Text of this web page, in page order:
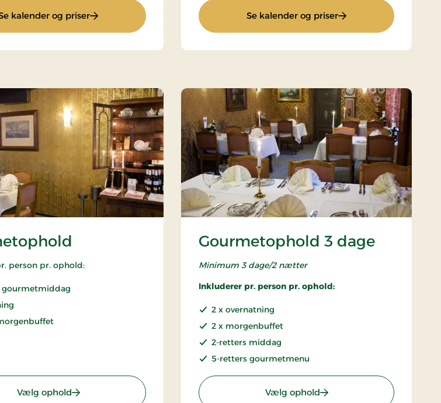
kalender og priser: weekend- og hverdagsophold 3 dageSe kalender og priser: 7 dages miniferie
person pr. ophold:
gourmetmiddag
Vælg ophold: Gourmetophold
Gourmetophold 3 dage
Minimum 3 dage/2 nætter
Inkluderer pr. person pr. ophold:
2 x overnatning
2 x morgenbuffet
2-retters middag
5-retters gourmetmenu
Vælg ophold: Gourmetophold 3 dage